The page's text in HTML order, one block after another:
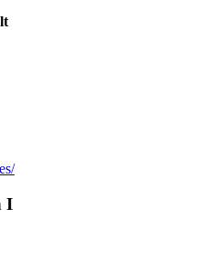
I